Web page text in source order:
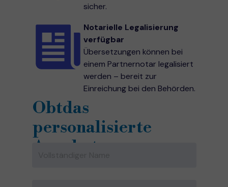
Notarielle Legalisierung
verfügbar
Übersetzungen können bei
einem Partnernotar legalisiert
werden – bereit zur
Einreichung bei den Behörden.
sicher.
Obtdas
personalisierte
Angebot